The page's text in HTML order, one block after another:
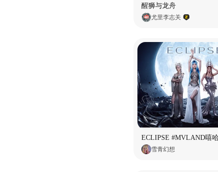
醒狮与龙舟
尤里李志关
雪青幻想